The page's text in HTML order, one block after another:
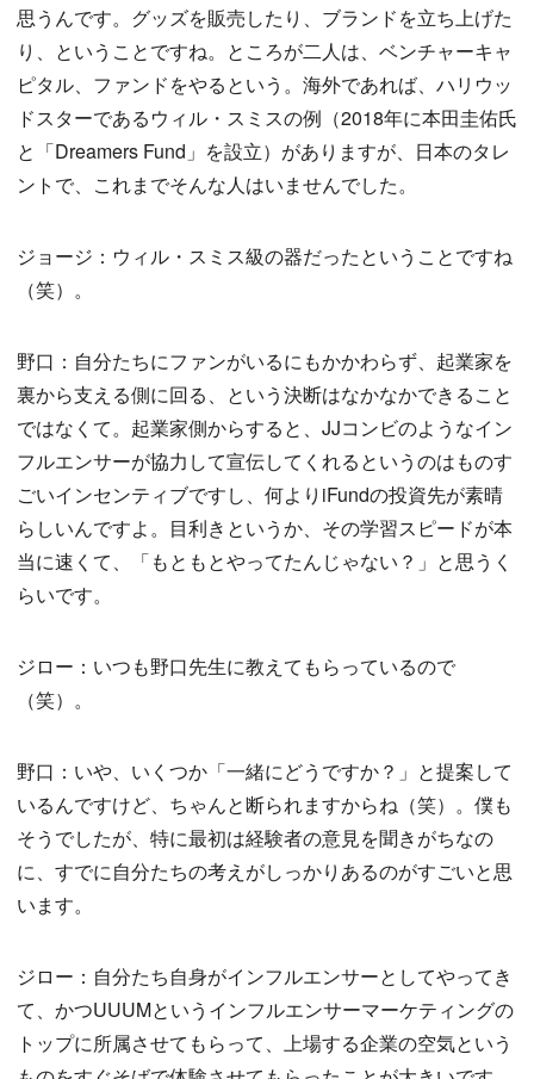
思うんです。グッズを販売したり、ブランドを立ち上げた
り、ということですね。ところが二人は、ベンチャーキャ
ピタル、ファンドをやるという。海外であれば、ハリウッ
ドスターであるウィル・スミスの例（2018年に本田圭佑氏
と「Dreamers Fund」を設立）がありますが、日本のタレ
ントで、これまでそんな人はいませんでした。
ジョージ：ウィル・スミス級の器だったということですね
（笑）。
野口：自分たちにファンがいるにもかかわらず、起業家を
裏から支える側に回る、という決断はなかなかできること
ではなくて。起業家側からすると、JJコンビのようなイン
フルエンサーが協力して宣伝してくれるというのはものす
ごいインセンティブですし、何よりiFundの投資先が素晴
らしいんですよ。目利きというか、その学習スピードが本
当に速くて、「もともとやってたんじゃない？」と思うく
らいです。
ジロー：いつも野口先生に教えてもらっているので
（笑）。
野口：いや、いくつか「一緒にどうですか？」と提案して
いるんですけど、ちゃんと断られますからね（笑）。僕も
そうでしたが、特に最初は経験者の意見を聞きがちなの
に、すでに自分たちの考えがしっかりあるのがすごいと思
います。
ジロー：自分たち自身がインフルエンサーとしてやってき
て、かつUUUMというインフルエンサーマーケティングの
トップに所属させてもらって、上場する企業の空気という